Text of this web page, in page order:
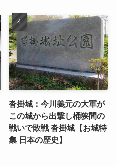
沓掛城：今川義元の大軍が
この城から出撃し桶狭間の
戦いで敗戦 沓掛城【お城特
集 日本の歴史】